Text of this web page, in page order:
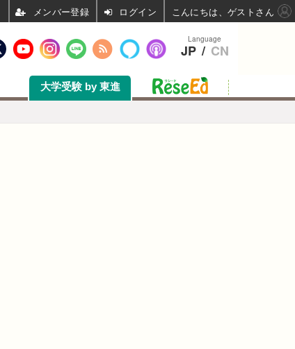
大学受験 by 東進
Language
JP / CN
ログイン こんにちは、ゲストさん